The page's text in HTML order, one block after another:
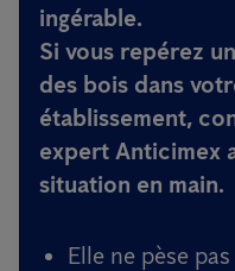
ingérable.
Si vous repérez
des bois dans
établissement,
expert Anticimex
situation en main.
Elle ne pèse